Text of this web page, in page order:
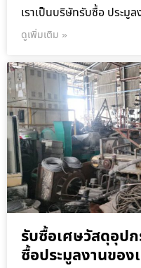
เราเป็นบริษัทรับซื้อ ประมูล
ดูเพิ่มเติม »
รับซื้อเศษวัสดุอุป
ซื้อประมูลงานของ